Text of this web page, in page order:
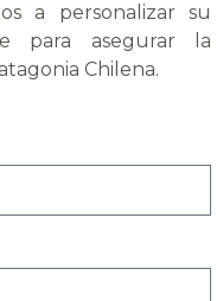
a personalizar su
para asegurar la
Chilena.